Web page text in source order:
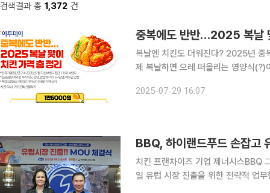
검색결과 총 1,372 건
중복에도 반반…2025 복날
복날엔 치킨도 더워진다? 2025년 중복을 앞두고 치킨 검색량이 늘어났는데요. 삼계탕과 치킨은 이
제 복날하면 으레 떠올리는 영양식(?)이죠. 그러나 그 가격이 참 마음이 아픈데요. 특
는 방식인데 배달 비중이 70~80%에
2025-07-29 16:07
BBQ, 하이랜드푸드 손잡고
치킨 프랜차이즈 기업 제너시스BBQ
일 유럽 시장 진출을 위한 전략적 업무협약